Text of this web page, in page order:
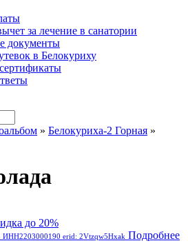
за лечение в санатории
документы
в Белокуриху
» Белокуриха-2 Горная »
до 20%
ИНН2203000190 erid: 2Vtzqw5Hxak Подробнее